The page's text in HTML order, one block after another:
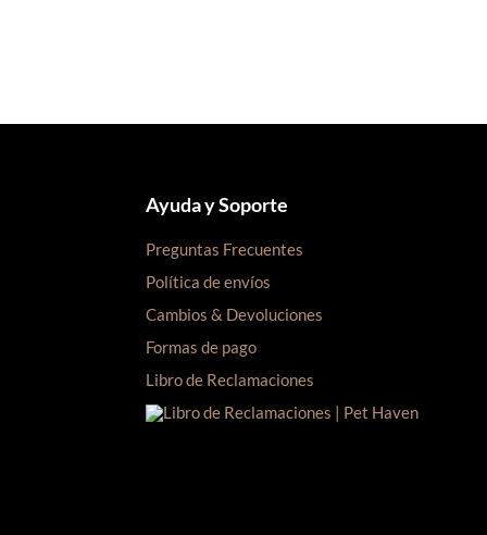
Ayuda y Soporte
Preguntas Frecuentes
Política de envíos
Cambios & Devoluciones
Formas de pago
Libro de Reclamaciones